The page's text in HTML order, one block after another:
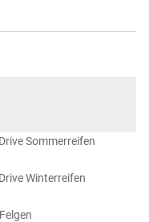
Sommerreifen
Winterreifen